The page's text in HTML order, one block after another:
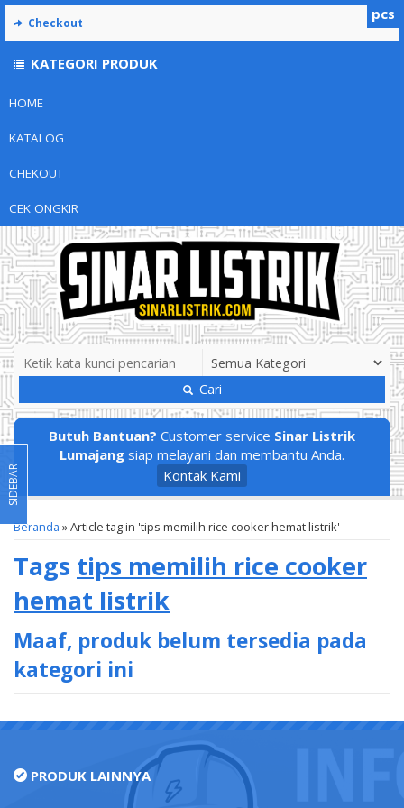
HOME
KATALOG
CHEKOUT
CEK ONGKIR
Cari
Butuh Bantuan? Customer service Sinar Listrik
Lumajang siap melayani dan membantu Anda.
Kontak Kami
Beranda »Article tag in 'tips memilih rice cooker hemat listrik'
Tags tips memilih rice cooker
hemat listrik
Maaf, produk belum tersedia pada
kategori ini
pcs
Checkout
KATEGORI PRODUK
SIDEBAR
PRODUK LAINNYA